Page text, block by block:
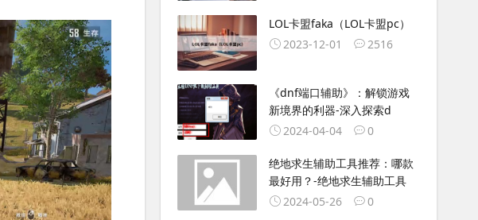
LOL卡盟faka（LOL卡盟pc）
2023-12-01
2516
《dnf端口辅助》：解锁游戏
新境界的利器-深入探索d
2024-04-04
0
绝地求生辅助工具推荐：哪款
最好用？-绝地求生辅助工具
2024-05-26
0